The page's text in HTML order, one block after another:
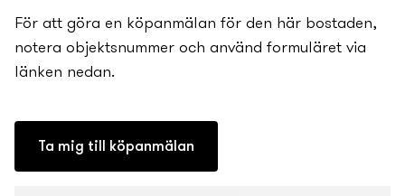
För att göra en köpanmälan för den här bostaden,
notera objektsnummer och använd formuläret via
länken nedan.
Ta mig till köpanmälan